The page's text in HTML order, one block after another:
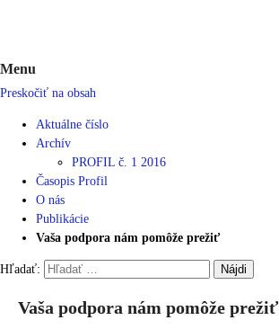
Menu
Preskočiť na obsah
Aktuálne číslo
Archív
PROFIL č. 1 2016
Časopis Profil
O nás
Publikácie
Vaša podpora nám pomôže prežiť
Hľadať:
Vaša podpora nám pomôže prežiť